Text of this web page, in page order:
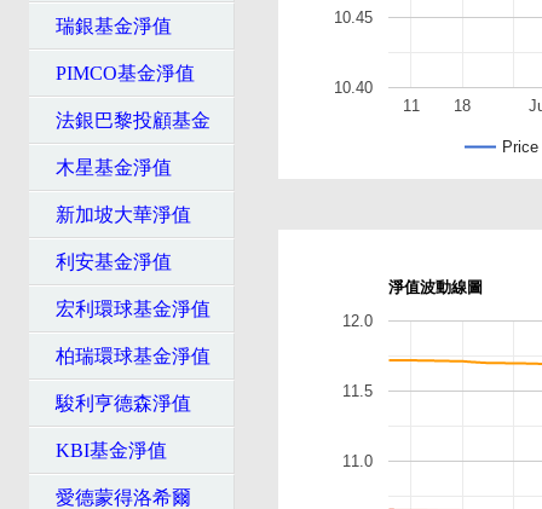
瑞銀基金淨值
PIMCO基金淨值
法銀巴黎投顧基金
木星基金淨值
新加坡大華淨值
利安基金淨值
宏利環球基金淨值
柏瑞環球基金淨值
駿利亨德森淨值
KBI基金淨值
愛德蒙得洛希爾
Price
11 18
10.40
10.45
淨值波動線圖
11.0
11.5
12.0